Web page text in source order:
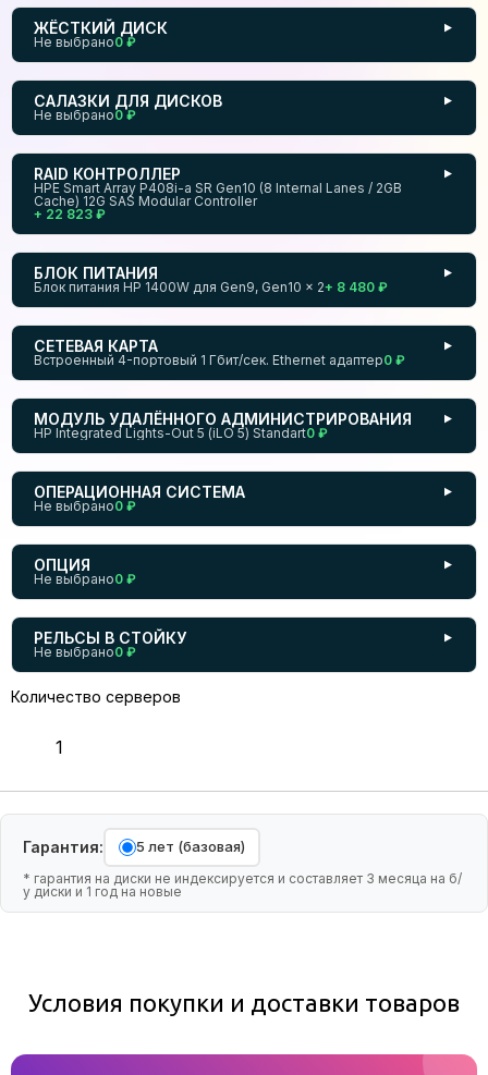
ЖЁСТКИЙ ДИСК
Не выбрано0 ₽
▼
САЛАЗКИ ДЛЯ ДИСКОВ
Не выбрано0 ₽
▼
RAID КОНТРОЛЛЕР
HPE Smart Array P408i-a SR Gen10 (8 Internal Lanes / 2GB
Cache) 12G SAS Modular Controller
+ 22 823 ₽
▼
БЛОК ПИТАНИЯ
Блок питания HP 1400W для Gen9, Gen10 × 2+ 8 480 ₽
▼
СЕТЕВАЯ КАРТА
Встроенный 4-портовый 1 Гбит/сек. Ethernet адаптер0 ₽
▼
МОДУЛЬ УДАЛЁННОГО АДМИНИСТРИРОВАНИЯ
HP Integrated Lights-Out 5 (iLO 5) Standart0 ₽
▼
ОПЕРАЦИОННАЯ СИСТЕМА
Не выбрано0 ₽
▼
ОПЦИЯ
Не выбрано0 ₽
▼
РЕЛЬСЫ В СТОЙКУ
Не выбрано0 ₽
▼
Количество серверов
Гарантия: 5 лет (базовая)
* гарантия на диски не индексируется и составляет 3 месяца на б/
у диски и 1 год на новые
Условия покупки и доставки товаров